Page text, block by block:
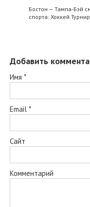
Бостон — Тампа-Бэй
спорта: Хоккей
Добавить
Имя *
Email *
Сайт
Комментарий